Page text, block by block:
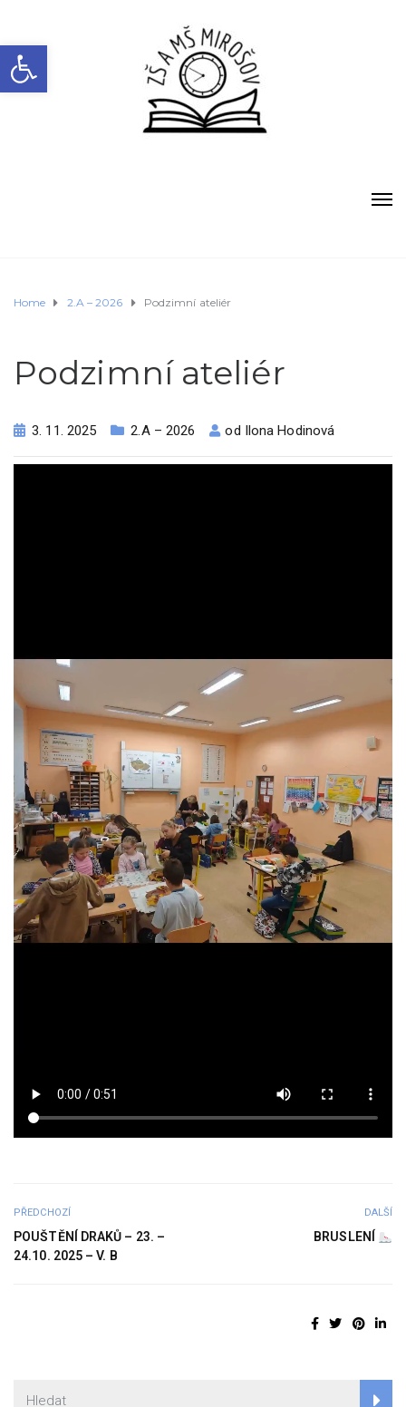
Open toolbar
Home 2.A – 2026 Podzimní ateliér
Podzimní ateliér
3. 11. 2025 2.A – 2026 od Ilona Hodinová
PŘEDCHOZÍ
POUŠTĚNÍ DRAKŮ – 23. –
24.10. 2025 – V. B
DALŠÍ
BRUSLENÍ